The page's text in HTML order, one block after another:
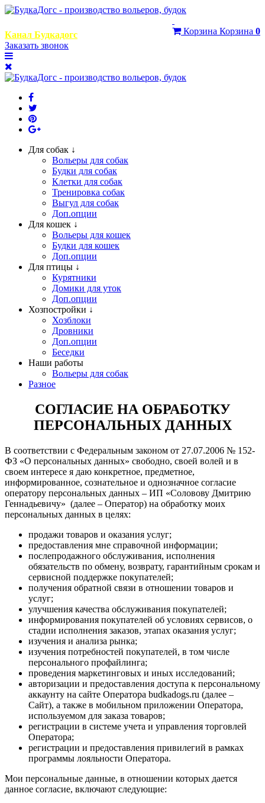
Корзина Корзина 0
Канал Будкадогс
Заказать звонок
Для собак ↓
Вольеры для собак
Будки для собак
Клетки для собак
Тренировка собак
Выгул для собак
Доп.опции
Для кошек ↓
Вольеры для кошек
Будки для кошек
Доп.опции
Для птицы ↓
Курятники
Домики для уток
Доп.опции
Хозпостройки ↓
Хозблоки
Дровники
Доп.опции
Беседки
Наши работы
Вольеры для собак
Разное
СОГЛАСИЕ НА ОБРАБОТКУ
ПЕРСОНАЛЬНЫХ ДАННЫХ
В соответствии с Федеральным законом от 27.07.2006 № 152-
ФЗ «О персональных данных» свободно, своей волей и в
своем интересе я даю конкретное, предметное,
информированное, сознательное и однозначное согласие
оператору персональных данных – ИП «Соловову Дмитрию
Геннадьевичу» (далее – Оператор) на обработку моих
персональных данных в целях:
продажи товаров и оказания услуг;
предоставления мне справочной информации;
послепродажного обслуживания, исполнения
обязательств по обмену, возврату, гарантийным срокам и
сервисной поддержке покупателей;
получения обратной связи в отношении товаров и
услуг;
улучшения качества обслуживания покупателей;
информирования покупателей об условиях сервисов, о
стадии исполнения заказов, этапах оказания услуг;
изучения и анализа рынка;
изучения потребностей покупателей, в том числе
персонального профайлинга;
проведения маркетинговых и иных исследований;
авторизации и предоставления доступа к персональному
аккаунту на сайте Оператора budkadogs.ru (далее –
Сайт), а также в мобильном приложении Оператора,
используемом для заказа товаров;
регистрации в системе учета и управления торговлей
Оператора;
регистрации и предоставления привилегий в рамках
программы лояльности Оператора.
Мои персональные данные, в отношении которых дается
данное согласие, включают следующие: